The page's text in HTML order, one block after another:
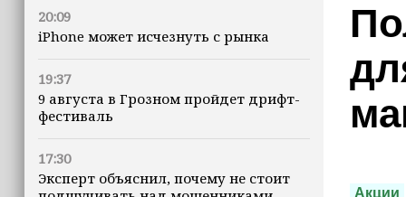
20:09
iPhone может исчезнуть с рынка
19:37
9 августа в Грозном пройдет дрифт-
фестиваль
17:30
Эксперт объяснил, почему не стоит
Акции